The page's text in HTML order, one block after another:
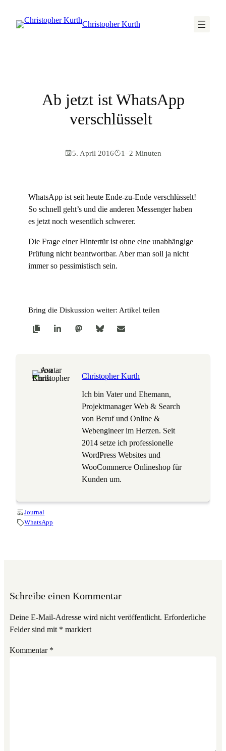
Christopher Kurth
Ab jetzt ist WhatsApp
verschlüsselt
5. April 2016 1–2 Minuten
WhatsApp ist seit heute Ende-zu-Ende verschlüsselt!
So schnell geht’s und die anderen Messenger haben
es jetzt noch wesentlich schwerer.
Die Frage einer Hintertür ist ohne eine unabhängige
Prüfung nicht beantwortbar. Aber man soll ja nicht
immer so pessimistisch sein.
Bring die Diskussion weiter: Artikel teilen
Christopher Kurth
Ich bin Vater und Ehemann,
Projektmanager Web & Search
von Beruf und Online &
Webengineer im Herzen. Seit
2014 setze ich professionelle
WordPress Websites und
WooCommerce Onlineshop für
Kunden um.
Journal
WhatsApp
Schreibe einen Kommentar
Deine E-Mail-Adresse wird nicht veröffentlicht. Erforderliche
Felder sind mit * markiert
Kommentar *